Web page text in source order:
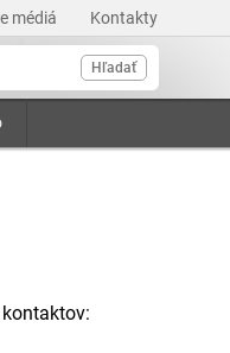
médiá Kontakty
Hľadať